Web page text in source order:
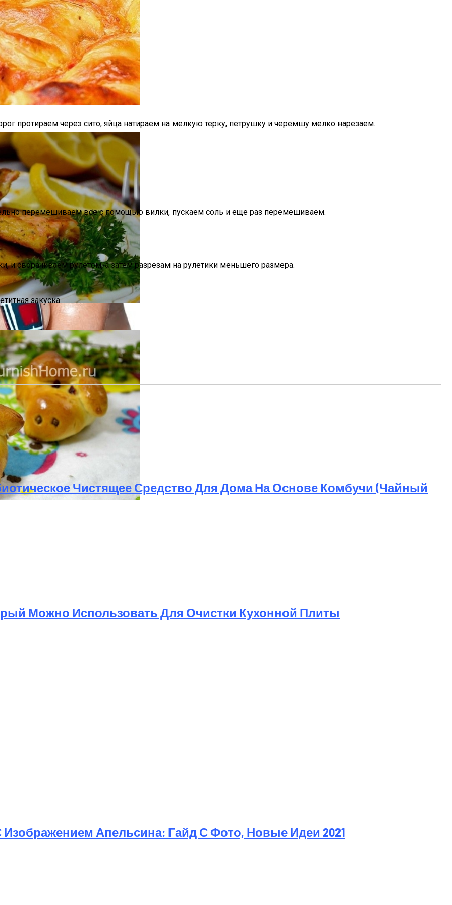
Варки Риса
Идей Для Хранения Обуви
Богатства
протираем через сито, яйца натираем на мелкую терку, петрушку и черемшу мелко нарезаем.
перемешиваем все с помощью вилки, пускаем соль и еще раз перемешиваем.
сворачиваем рулетом, а затем разрезам на рулетики меньшего размера.
закуска.
Чистящее Средство Для Дома На Основе Комбучи (чайный
Можно Использовать Для Очистки Кухонной Плиты
Апельсина: Гайд С Фото, Новые Идеи 2021